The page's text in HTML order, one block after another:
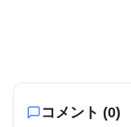
コメント (0)